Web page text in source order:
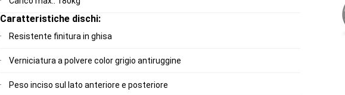
Caratteristiche dischi:
Resistente finitura in ghisa
Verniciatura a polvere color grigio antiruggine
Peso inciso sul lato anteriore e posteriore